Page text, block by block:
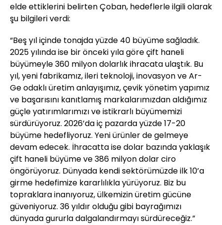
elde ettiklerini belirten Çoban, hedeflerle ilgili olarak
şu bilgileri verdi:
“Beş yıl içinde tonajda yüzde 40 büyüme sağladık.
2025 yılında ise bir önceki yıla göre çift haneli
büyümeyle 360 milyon dolarlık ihracata ulaştık. Bu
yıl, yeni fabrikamız, ileri teknoloji, inovasyon ve Ar-
Ge odaklı üretim anlayışımız, çevik yönetim yapımız
ve başarısını kanıtlamış markalarımızdan aldığımız
güçle yatırımlarımızı ve istikrarlı büyümemizi
sürdürüyoruz. 2026’da iç pazarda yüzde 17-20
büyüme hedefliyoruz. Yeni ürünler de gelmeye
devam edecek. İhracatta ise dolar bazında yaklaşık
çift haneli büyüme ve 386 milyon dolar ciro
öngörüyoruz. Dünyada kendi sektörümüzde ilk 10’a
girme hedefimize kararlılıkla yürüyoruz. Biz bu
topraklara inanıyoruz, ülkemizin üretim gücüne
güveniyoruz. 36 yıldır olduğu gibi bayrağımızı
dünyada gururla dalgalandırmayı sürdüreceğiz.”